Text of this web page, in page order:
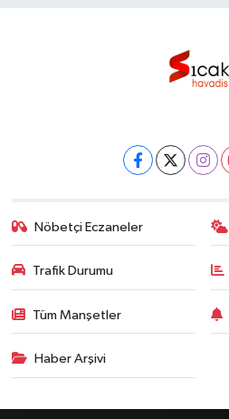
Nöbetçi Eczaneler
Trafik Durumu
Tüm Manşetler
Haber Arşivi